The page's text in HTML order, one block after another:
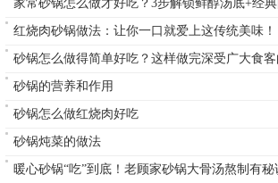
家常砂锅怎么做才好吃？3步解锁鲜醇汤底+经
红烧肉砂锅做法：让你一口就爱上这传统美味！
砂锅怎么做得简单好吃？这样做完深受广大食
砂锅的营养和作用
砂锅怎么做红烧肉好吃
砂锅炖菜的做法
暖心砂锅“吃”到底！老顾家砂锅大骨汤熬制有秘